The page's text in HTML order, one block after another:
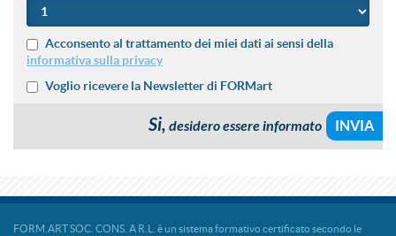
Acconsento al trattamento dei miei dati ai sensi della
informativa sulla privacy
Voglio ricevere la Newsletter di FORMart
Si, desidero essere informato
FORM.ART SOC. CONS. A R.L. è un sistema formativo certificato secondo le